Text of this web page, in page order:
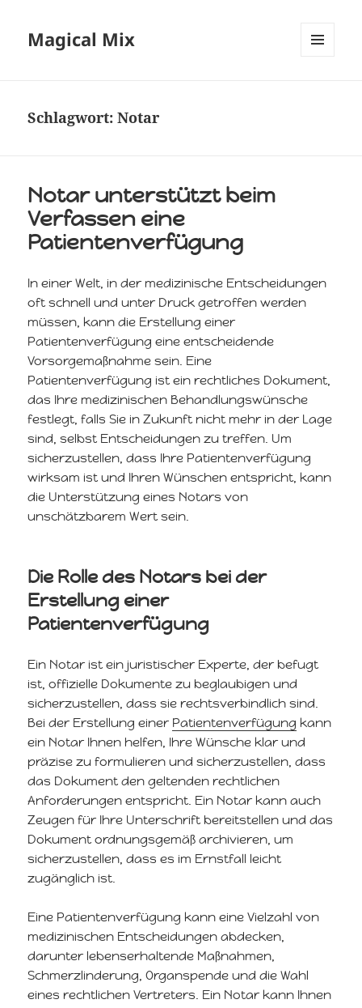
Magical Mix
Schlagwort:Notar
Notar unterstützt beim
Verfassen eine
Patientenverfügung
In einer Welt, in der medizinische Entscheidungen
oft schnell und unter Druck getroffen werden
müssen, kann die Erstellung einer
Patientenverfügung eine entscheidende
Vorsorgemaßnahme sein. Eine
Patientenverfügung ist ein rechtliches Dokument,
das Ihre medizinischen Behandlungswünsche
festlegt, falls Sie in Zukunft nicht mehr in der Lage
sind, selbst Entscheidungen zu treffen. Um
sicherzustellen, dass Ihre Patientenverfügung
wirksam ist und Ihren Wünschen entspricht, kann
die Unterstützung eines Notars von
unschätzbarem Wert sein.
Die Rolle des Notars bei der
Erstellung einer
Patientenverfügung
Ein Notar ist ein juristischer Experte, der befugt
ist, offizielle Dokumente zu beglaubigen und
sicherzustellen, dass sie rechtsverbindlich sind.
Bei der Erstellung einer Patientenverfügung kann
ein Notar Ihnen helfen, Ihre Wünsche klar und
präzise zu formulieren und sicherzustellen, dass
das Dokument den geltenden rechtlichen
Anforderungen entspricht. Ein Notar kann auch
Zeugen für Ihre Unterschrift bereitstellen und das
Dokument ordnungsgemäß archivieren, um
sicherzustellen, dass es im Ernstfall leicht
zugänglich ist.
Eine Patientenverfügung kann eine Vielzahl von
medizinischen Entscheidungen abdecken,
darunter lebenserhaltende Maßnahmen,
Schmerzlinderung, Organspende und die Wahl
eines rechtlichen Vertreters. Ein Notar kann Ihnen